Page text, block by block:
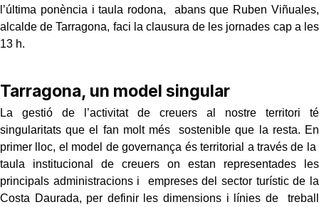
l’última ponència i taula rodona, abans que Ruben Viñuales,
alcalde de Tarragona, faci la clausura de les jornades cap a les
13 h.
Tarragona, un model singular
La gestió de l’activitat de creuers al nostre territori té
singularitats que el fan molt més sostenible que la resta. En
primer lloc, el model de governança és territorial a través de la
taula institucional de creuers on estan representades les
principals administracions i empreses del sector turístic de la
Costa Daurada, per definir les dimensions i línies de treball